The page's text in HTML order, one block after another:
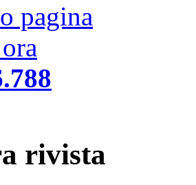
pagina
rivista